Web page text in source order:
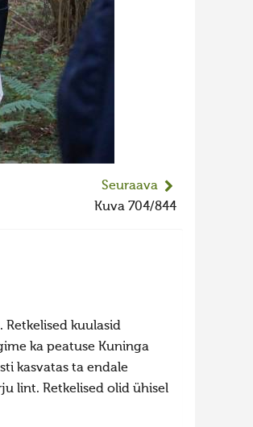
Seuraava
Kuva 704/844
Retkelised kuulasid
ka peatuse Kuninga
kasvatas ta endale
lint. Retkelised olid ühisel